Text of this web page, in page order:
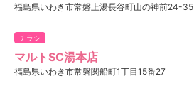
福島県いわき市常磐上湯長谷町山の神前24-35
チラシ
マルトSC湯本店
福島県いわき市常磐関船町1丁目15番27